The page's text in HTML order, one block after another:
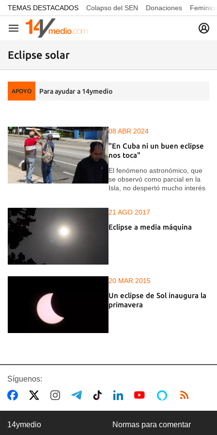
common.go-to-content
TEMAS DESTACADOS Colapso del SEN Donaciones
Navegación
Eclipse solar
APOYO Para ayudar a 14ymedio
08 ABR 2024
"En Cuba ni un buen eclipse
nos toca"
El fenómeno astronómico, que
se observó como parcial en la
Isla, no despertó mucho interés
21 AGO 2017
Eclipse a media máquina
20 MAR 2015
Un eclipse de Sol inaugura la
primavera
Síguenos:
14ymedio Normas para comentar